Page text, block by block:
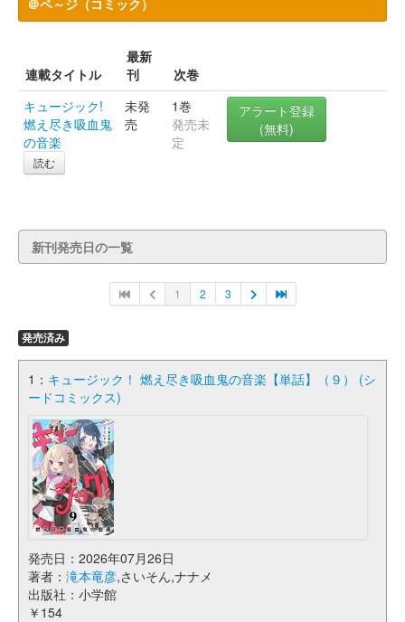
＠ペ～ジ（コミック）
連載タイトル
最新
刊
次巻
キュージック!
燃え尽き吸血鬼
の音楽
読む
未発
売
1巻
発売未
定
アラート登録
(無料)
新刊発売日の一覧
1 2 3
発売済み
1： キュージック！ 燃え尽き吸血鬼の音楽【単話】（９） (シ
ードコミックス)
発売日：2026年07月26日
著者： 滝本竜彦,さいそん,ナナメ
出版社：小学館
￥154